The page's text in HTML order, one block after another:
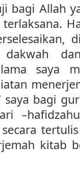
bagi Allah
saya
bagi
kitab